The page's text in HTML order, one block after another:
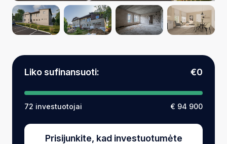
Liko sufinansuoti: €0
72 investuotojai € 94 900
Prisijunkite, kad investuotumėte